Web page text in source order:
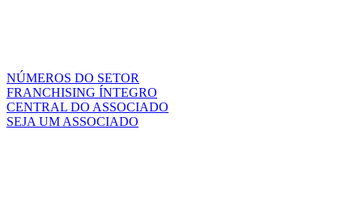
NÚMEROS DO SETOR
FRANCHISING ÍNTEGRO
CENTRAL DO ASSOCIADO
SEJA UM ASSOCIADO